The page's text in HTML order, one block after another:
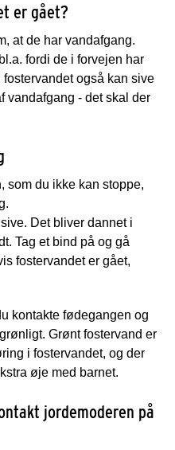
er gået?
at de har vandafgang.
fordi de i forvejen har
også kan sive
vandafgang - det skal der
som du ikke kan stoppe,
Det bliver dannet i
Tag et bind på og gå
fostervandet er gået,
kontakte fødegangen og
Grønt fostervand er
i fostervandet, og der
øje med barnet.
jordemoderen på